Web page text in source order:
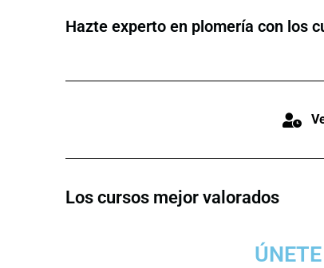
Hazte experto en plomería con los
Los cursos mejor valorados